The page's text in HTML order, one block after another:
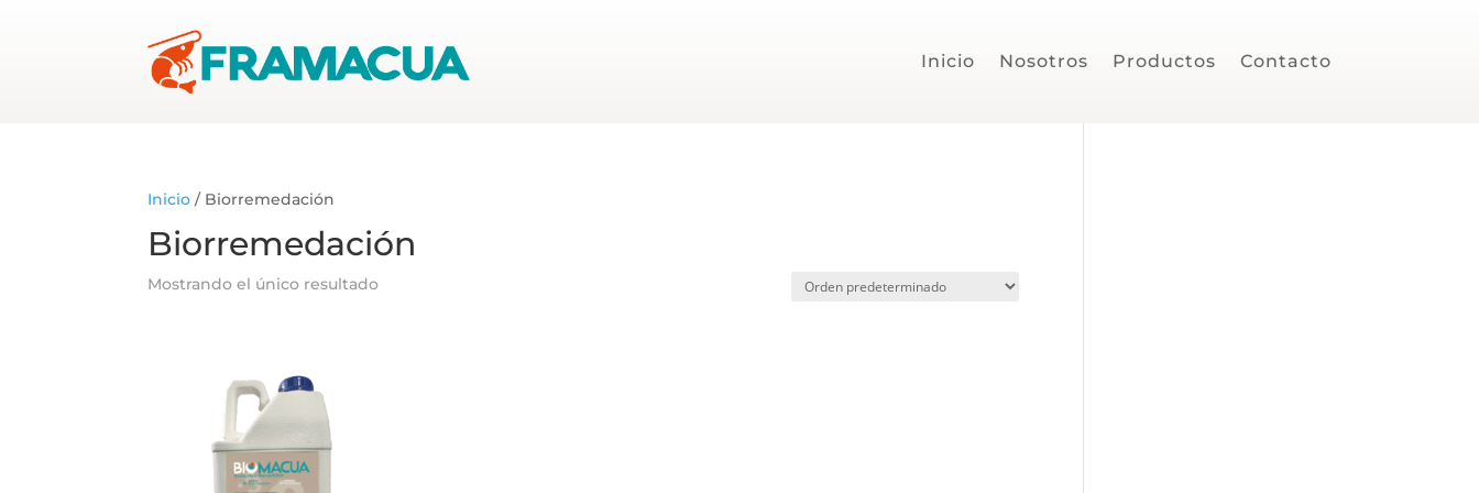
Inicio Nosotros Productos Contacto
Inicio / Biorremedación
Biorremedación
Mostrando el único resultado